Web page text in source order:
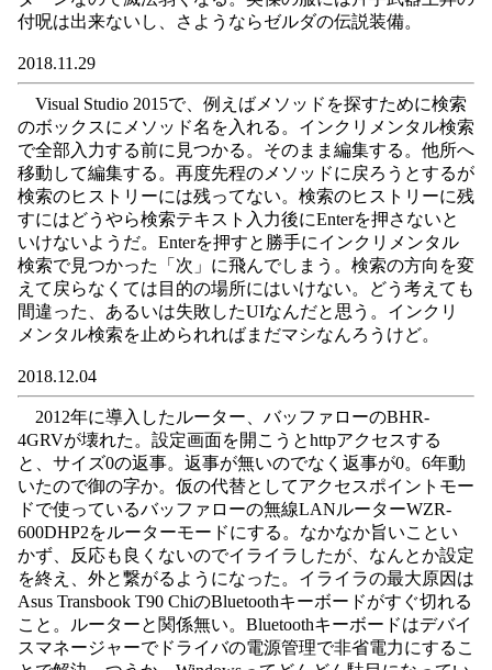
付呪は出来ないし、さようならゼルダの伝説装備。
2018.11.29
Visual Studio 2015で、例えばメソッドを探すために検索
のボックスにメソッド名を入れる。インクリメンタル検索
で全部入力する前に見つかる。そのまま編集する。他所へ
移動して編集する。再度先程のメソッドに戻ろうとするが
検索のヒストリーには残ってない。検索のヒストリーに残
すにはどうやら検索テキスト入力後にEnterを押さないと
いけないようだ。Enterを押すと勝手にインクリメンタル
検索で見つかった「次」に飛んでしまう。検索の方向を変
えて戻らなくては目的の場所にはいけない。どう考えても
間違った、あるいは失敗したUIなんだと思う。インクリ
メンタル検索を止められればまだマシなんろうけど。
2018.12.04
2012年に導入したルーター、バッファローのBHR-
4GRVが壊れた。設定画面を開こうとhttpアクセスする
と、サイズ0の返事。返事が無いのでなく返事が0。6年動
いたので御の字か。仮の代替としてアクセスポイントモー
ドで使っているバッファローの無線LANルーターWZR-
600DHP2をルーターモードにする。なかなか旨いことい
かず、反応も良くないのでイライラしたが、なんとか設定
を終え、外と繋がるようになった。イライラの最大原因は
Asus Transbook T90 ChiのBluetoothキーボードがすぐ切れる
こと。ルーターと関係無い。Bluetoothキーボードはデバイ
スマネージャーでドライバの電源管理で非省電力にするこ